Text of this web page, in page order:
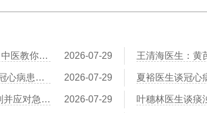
王清海医生：三七粉到底是饭前吃还是饭后吃？中医教你正确用法 2026-07-29
王清海医生：活血化瘀“第一汤”：丹参山楂饮，冠心病患者的日常守护 2026-07-29
叶穗林医生谈从“胸痹”到“真心痛”：中医教你识别并应对急性心肌梗死的前兆 2026-07-29